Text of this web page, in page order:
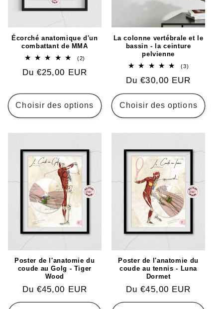
Écorché anatomique d'un
combattant de MMA
(2)
des
Prix
Du €25,00 EUR
Choisir des options
La colonne vertébrale et le
bassin - la ceinture
pelvienne
(3)
des
Prix
habituel
Du €30,00 EUR
Choisir des options
Poster de l'anatomie du
coude au Golg - Tiger
Wood
Prix
habituel
Du €45,00 EUR
Poster de l'anatomie du
coude au tennis - Luna
Dormet
Prix
habituel
Du €45,00 EUR